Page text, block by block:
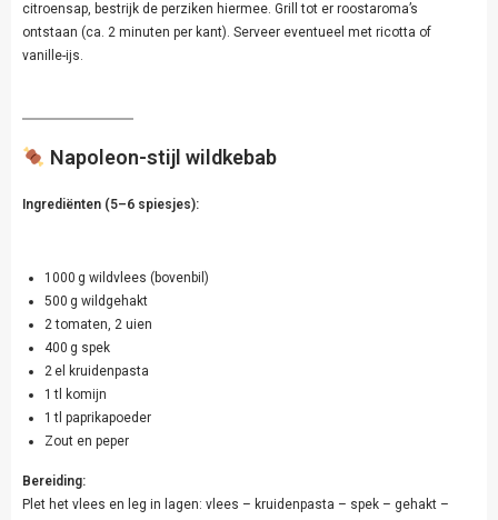
citroensap, bestrijk de perziken hiermee. Grill tot er roostaroma’s
ontstaan (ca. 2 minuten per kant). Serveer eventueel met ricotta of
vanille-ijs.
Napoleon-stijl wildkebab
Ingrediënten (5–6 spiesjes):
1000 g wildvlees (bovenbil)
500 g wildgehakt
2 tomaten, 2 uien
400 g spek
2 el kruidenpasta
1 tl komijn
1 tl paprikapoeder
Zout en peper
Bereiding:
Plet het vlees en leg in lagen: vlees – kruidenpasta – spek – gehakt –